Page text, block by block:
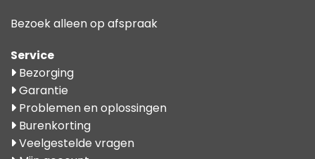
Bezoek alleen op afspraak
Service
Bezorging
Garantie
Problemen en oplossingen
Burenkorting
Veelgestelde vragen